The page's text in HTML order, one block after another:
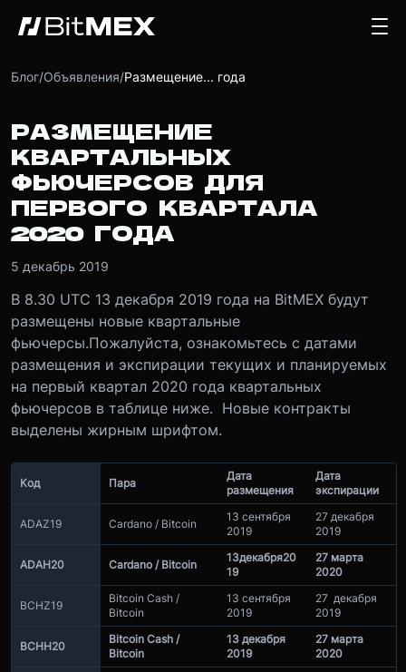
Блог/Объявления/Размещение... года
РАЗМЕЩЕНИЕ
КВАРТАЛЬНЫХ
ФЬЮЧЕРСОВ ДЛЯ
ПЕРВОГО КВАРТАЛА
2020 ГОДА
5 декабрь 2019
В 8.30 UTC 13 декабря 2019 года на BitMEX будут
размещены новые квартальные
фьючерсы.Пожалуйста, ознакомьтесь с датами
размещения и экспирации текущих и планируемых
на первый квартал 2020 года квартальных
фьючерсов в таблице ниже. Новые контракты
выделены жирным шрифтом.
Код Пара
Дата
размещения
Дата
экспирации
ADAZ19 Cardano / Bitcoin
13 сентября
2019
27 декабря
2019
ADAH20 Cardano / Bitcoin
13декабря20
19
27 марта
2020
BCHZ19
Bitcoin Cash /
Bitcoin
13 сентября
2019
27 декабря
2019
BCHH20
Bitcoin Cash /
Bitcoin
13 декабря
2019
27 марта
2020